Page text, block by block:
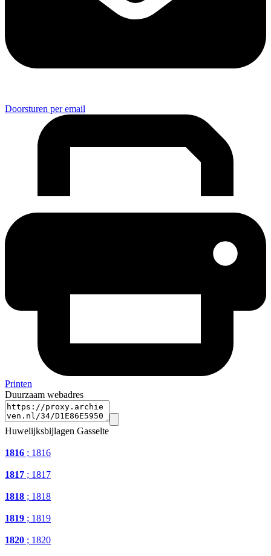
Doorsturen per email
Printen
Duurzaam webadres
Huwelijksbijlagen Gasselte
1816 ; 1816
1817 ; 1817
1818 ; 1818
1819 ; 1819
1820 ; 1820